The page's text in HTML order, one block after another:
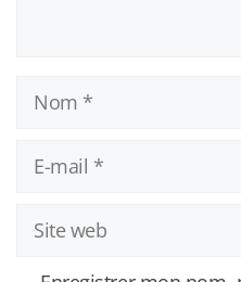
Nom
mail
Site
web